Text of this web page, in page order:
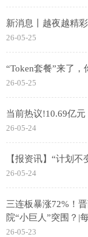
新消息丨越夜越精
26-05-25
“Token套餐”来了
26-05-25
当前热议!10.69亿
26-05-24
【报资讯】“计划不
26-05-24
三连板暴涨72%！
院“小巨人”突围？|
26-05-23